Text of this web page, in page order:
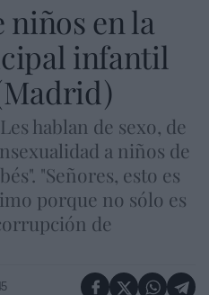
niños en la
infantil
hablan de sexo, de
a niños de
"Señores, esto es
porque no sólo es
de